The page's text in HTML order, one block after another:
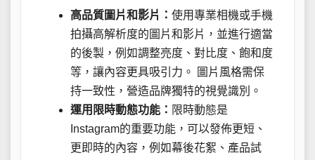
高品質圖片和影片： 使用專業相機或手機
拍攝高解析度的圖片和影片，並進行適當
的後製，例如調整亮度、對比度、飽和度
等，讓內容更具吸引力。 圖片風格需保
持一致性，營造品牌獨特的視覺識別。
運用限時動態功能： 限時動態是
Instagram的重要功能，可以發佈更短、
更即時的內容，例如幕後花絮、產品試